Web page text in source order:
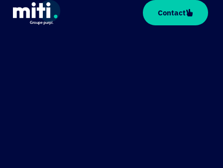
Panneau de gestion des cookies
Contact